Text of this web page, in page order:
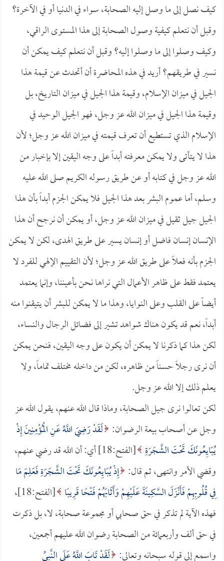
كيف نصل إلى ما وصل إليه الصحابة، سواء في الدنيا أو في الآخرة؟
وقبل أن نتعلم كيفية وصول الصحابة إلى هذا المستوى الراقي،
وكيف وصلوا إلى ما وصلوا إليه؟ وقبل أن نتعلم كيف يمكن أن
نسير في طريقهم؟ أريد في هذه المحاضرة أن أتحدث عن قيمة هذا
الجيل في ميزان الإسلام، وقيمة هذا الجيل في ميزان التاريخ، بل
وقيمة هذا الجيل في ميزان الله عز وجل، فهو الجيل الوحيد في
الإسلام الذي تستطيع أن تعرف قيمته في ميزان الله عز وجل؛ لأن
هذا لا يتأتى ولا يمكن معرفته أبداً على وجه اليقين إلا بإخبار من
الله عز وجل في كتابه أو عن طريق رسوله الكريم صلى الله عليه
وسلم، أما عموم البشر بعد هذا الجيل فلا يمكن الجزم أبداً بأن هذا
الجيل جيل ثقيل في ميزان الله عز وجل، أو يمكن أن نرجح أن هذا
الإنسان إنسان فاضل أو إنسان يسير على طريق الهدى، لكن لا يمكن
الجزم بأنه فعلاً على طريق الله عز وجل؛ لأن التقييم الإلهي للفرد لا
يعتمد فقط على ظاهر الأعمال التي نراها نحن بأعيننا، وإنما يعتمد
أيضاً على القلب وعلى النوايا، وهذا ما لا يمكن للبشر أن يتيقنوا منه
أبداً، نعم قد يكون هناك شواهد تشير إلى فضائل الرجال والنساء،
لكن هذا كما ذكرنا لا يمكن أن يكون على وجه اليقين، فنحن يمكن
أن نرى رجلاً حسناً من ظاهره، لكن من داخله مختلف تماماً، ولا
يعلم ذلك إلا الله عز وجل.
لكن تعالوا نرى جيل الصحابة، وماذا قال الله عنهم، يقول الله عز
وجل عن أصحاب بيعة الرضوان: لَقَدْ رَضِيَ اللَّهُ عَنِ الْمُؤْمِنِينَ إِذْ
يُبَايِعُونَكَ تَحْتَ الشَّجَرَةِ
[الفتح:18] أي: أن الله قد رضي عنهم،
وقضي الأمر وانتهى، ثم قال: إِذْ يُبَايِعُونَكَ تَحْتَ الشَّجَرَةِ فَعَلِمَ مَا
فِي قُلُوبِهِمْ فَأَنْزَلَ السَّكِينَةَ عَلَيْهِمْ وَأَثَابَهُمْ فَتْحًا قَرِيبًا
[الفتح:18]،
فهذه الآية لم تذكر في حق صحابي أو مجموعة صحابة، لا، بل ذكرت
في حق ألف وأربعمائة من الصحابة رضوان الله عليهم أجمعين،
واسمع إلى قوله سبحانه وتعالى: لَقَدْ تَابَ اللَّهُ عَلَى النَّبِيِّ